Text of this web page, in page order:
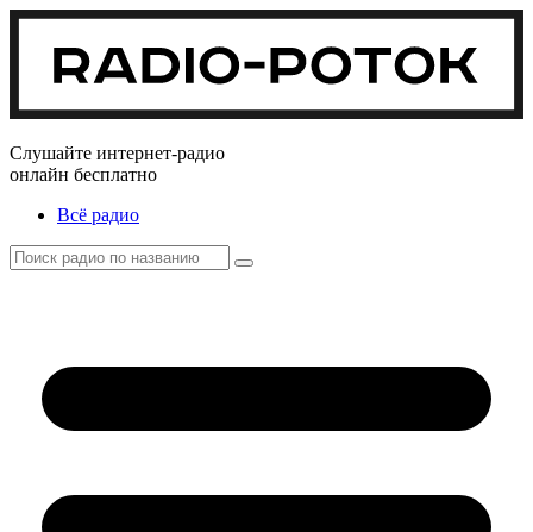
Слушайте интернет-радио
онлайн бесплатно
Всё радио